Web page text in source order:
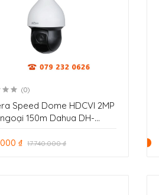
(0)
Speed Dome HDCVI 2MP
150m Dahua DH-
₫ 17.740.000 ₫